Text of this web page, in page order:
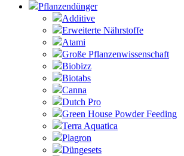
Pflanzendünger
Additive
Erweiterte Nährstoffe
Atami
Große Pflanzenwissenschaft
Biobizz
Biotabs
Canna
Dutch Pro
Green House Powder Feeding
Terra Aquatica
Plagron
Düngesets